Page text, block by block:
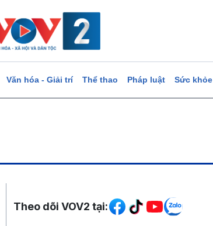
Văn hóa - Giải trí Thể thao Pháp luật Sức khỏe
Mạng xã hội
Theo dõi VOV2 tại: